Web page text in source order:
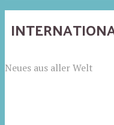
Neues aus aller Welt